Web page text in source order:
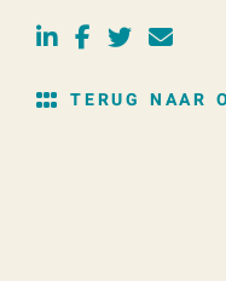
TERUG NAAR